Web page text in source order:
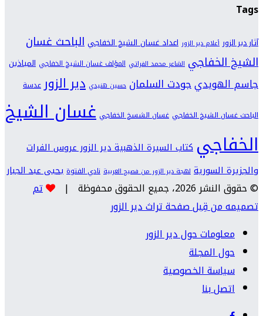
Tags
آثار دير الزور أعلام دير الزور اعداد غسان الشيخ الخفاجي الباحث غسان
الشيخ الخفاجي الشاعر محمد الفراتي المؤلف غسان الشيخ الخفاجي المياذين
جاسم الهويديجودت السلمان حسين هنيدي دير الزور عدسة
الباحث غسان الشيخ الخفاجي غسان الشسخ الخفاجي غسان الشيخ
الخفاجي كتاب السيرة الذهبية دير الزور عروس الفرات
والجزيرة السورية لهجة دير الزور من فصيح العربية نادي الفتوة يحيى عبد الجبار
© حقوق النشر 2026، جميع الحقوق محفوظة |
تم
تصميمه من قِبل صفحة تراث دير الزور
معلومات حول دير الزور
حول المجلة
سياسة الخصوصية
اتصل بنا